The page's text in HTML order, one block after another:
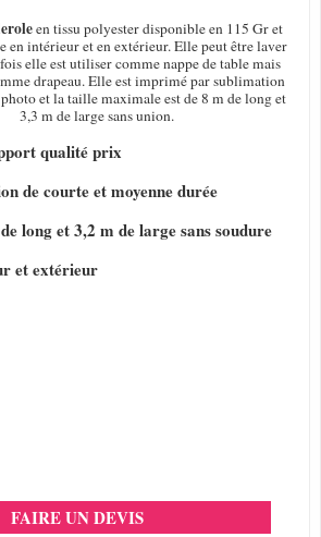
en tissu polyester disponible en 115 Gr et
en intérieur et en extérieur. Elle peut être laver
elle est utiliser comme nappe de table mais
drapeau. Elle est imprimé par sublimation
et la taille maximale est de 8 m de long et
3,3 m de large sans union.
qualité prix
de courte et moyenne durée
long et 3,2 m de large sans soudure
et extérieur
FAIRE UN DEVIS